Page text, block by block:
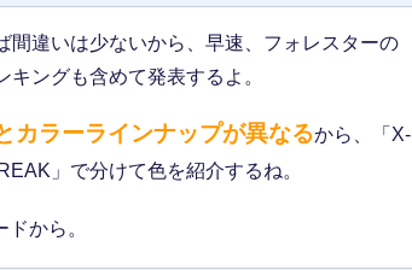
間違いは少ないから、早速、フォレスターの
ングも含めて発表するよ。
カラーラインナップが異なるから、「X-
」で分けて色を紹介するね。
から。